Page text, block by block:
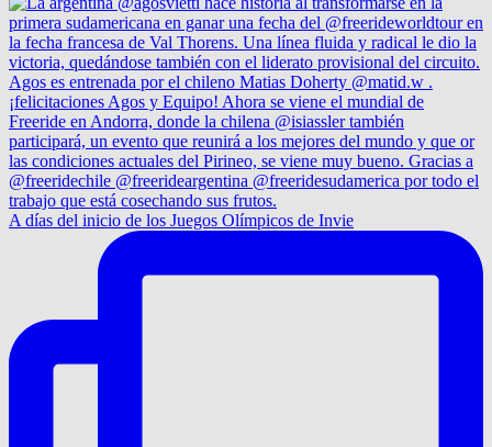
A días del inicio de los Juegos Olímpicos de Invie